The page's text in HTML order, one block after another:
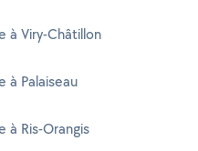
à Viry-Châtillon
à Palaiseau
à Ris-Orangis